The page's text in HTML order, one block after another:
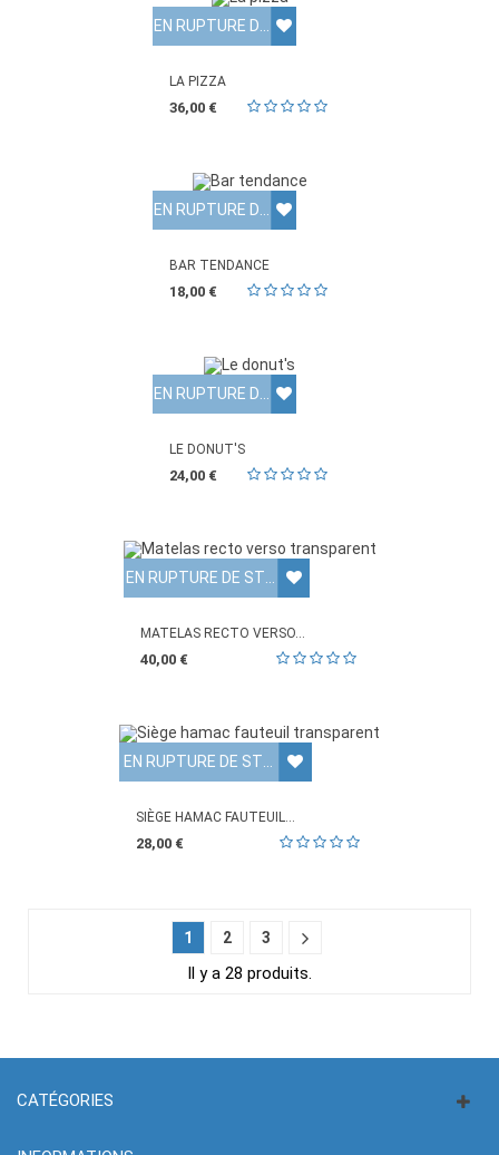
EN RUPTURE DE STOCK
LA PIZZA
36,00 €
EN RUPTURE DE STOCK
BAR TENDANCE
18,00 €
EN RUPTURE DE STOCK
LE DONUT'S
24,00 €
EN RUPTURE DE STOCK
MATELAS RECTO VERSO...
40,00 €
EN RUPTURE DE STOCK
SIÈGE HAMAC FAUTEUIL...
28,00 €
1 2 3
Il y a 28 produits.
CATÉGORIES